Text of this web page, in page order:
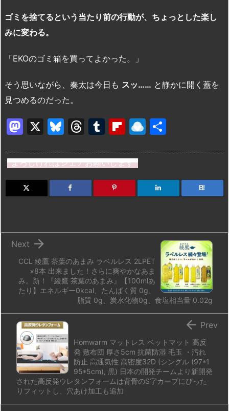
ゴミを捨てるという当たり前の行動が、ちょっとした楽し
みに変わる。
「EKOのゴミ箱を買ってよかった。」
そう思いながら、奏太は今日も スッ…… と静かに開く蓋を
見つめるのだった。
M
st
o
d
X
Bl
e
s
k
T
e
a
d
T
m
bl
r
Fl
b
o
ar
R
n
dr
o
よろしければシェアお願いします
B!
CCL 綾鷹 茶葉のあまみ ラベルレス 2LPET
×8本 出来ました！さらに爽やかなあま
み。新！『綾鷹 茶葉のあまみ』【100mlあ
たり】エネルギー0kcal、たんぱく質 0g、
脂質 0g、炭水化物0g、食塩相当量 0.02g

Next
Homwarm マットレス ベットマット 高反
発 敷布団 厚さ5cm 抗菌防湿 毛玉 ・汚れ
防止 高通気性 高密度32D (シングル (97*1
95*5cm), 黒) 日本の開発チームより新開発
された高反発ウレタンフォームは背骨のS字カーブにぴった
りフィットし、穴あけ加工も追加
 Prev